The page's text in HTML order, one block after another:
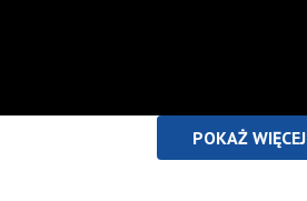
POKAŻ WIĘCEJ